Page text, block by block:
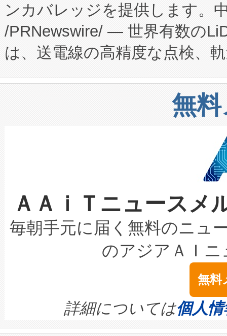
Fully-Connected Continuous
プログラムには、施設設計・
に関する技術移転および知的
構造化トレーニングカリキュ
上げおよび商用化段階におけ
設備整備および立ち上げ調整
加組織は、Enzeneのバイオ
選定された製品について、自
取得できる可能性もあります
設には、3億～4億ドルかか
最高経営責任者（CEO）であ
す。「当社のfully-connected
ームを利用すれば、6,000万
きます。この効率性は、フェ
ーエネルギー貯蔵システム（
た。 Voltaiq独自のAI搭載プラ
定、統合、導入、運用に至る
安全性を追跡し、確保する事
増加しているデータセンター
る電力網に大きな負担をかけ
事業者の負担軽減という課題
系統連系を迅速にし、ピーク
限を超えて利用可能な電力容
持できるよう貢献します。こ
ービスレベル契約（SLA）違
テリー性能の劣化によるダウ
念は、現在データセンターが
ます。 Voltaiq provides a
quality and reliability for AI
BESS stack to ensure battery
ンカバレッジを提供します。
/PRNewswire/ — 世界有数の
は、送電線の高精度な点検、
や穀物倉庫におけるバルク材
リューション「Avia 2」を発
したAvia 2は、1,000メート
狭視野のFOVを切り替えるこ
ケーブル、枝などの細かな対
なレーザースポットにより、
な環境下でも豊かなディテー
キロメートル範囲を検出
LiDAR for Inspections,
は1535 nmレーザーを搭載。
イズの小径化を実現すること
す。ノーマルモードでは、
ートル先まで検出でき、これ
無
ＡＡｉＴニュース
毎朝手元に届く無料のニュ
のアジアＡＩ
無料
詳細については個人